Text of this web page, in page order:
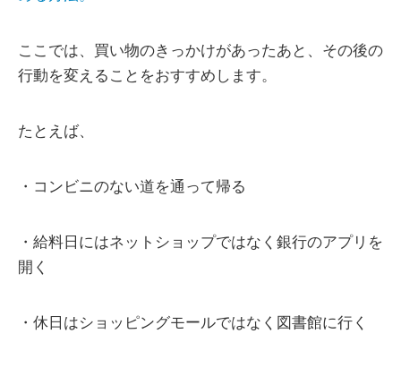
ここでは、買い物のきっかけがあったあと、その後の
行動を変えることをおすすめします。
たとえば、
・コンビニのない道を通って帰る
・給料日にはネットショップではなく銀行のアプリを
開く
・休日はショッピングモールではなく図書館に行く